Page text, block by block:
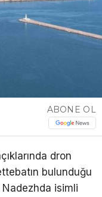
ABONE OL
dron
bulunduğu
isimli